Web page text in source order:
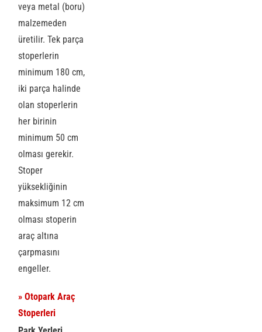
veya metal (boru)
malzemeden
üretilir. Tek parça
stoperlerin
minimum 180 cm,
iki parça halinde
olan stoperlerin
her birinin
minimum 50 cm
olması gerekir.
Stoper
yüksekliğinin
maksimum 12 cm
olması stoperin
araç altına
çarpmasını
engeller.
» Otopark Araç
Stoperleri